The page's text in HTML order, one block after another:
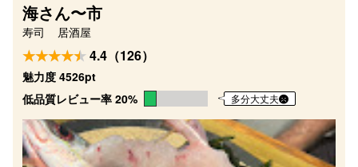
海さん〜市
寿司 居酒屋
4.4（126）
魅力度 4526pt
低品質レビュー率 20%
多分大丈夫